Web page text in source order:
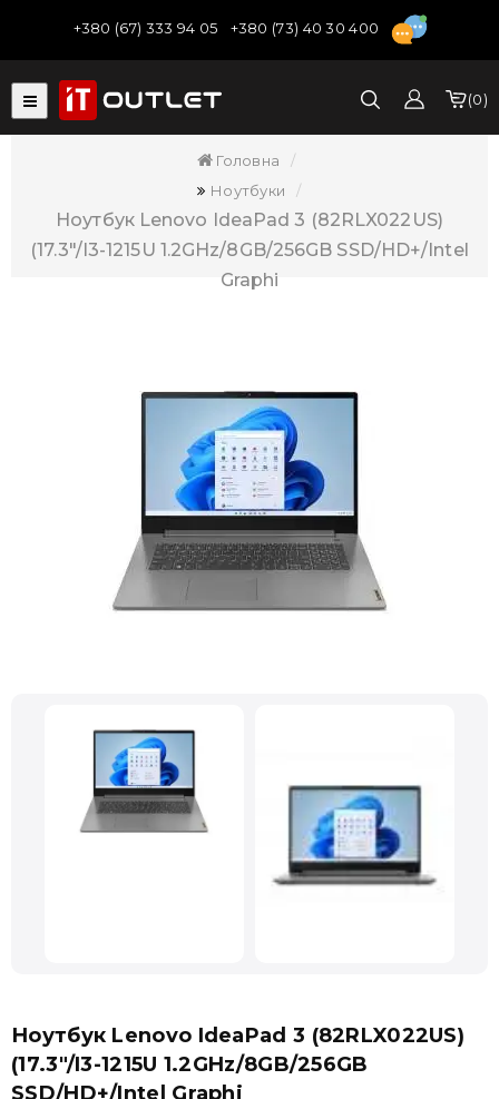
+380 (67) 333 94 05 +380 (73) 40 30 400
0
Головна
Ноутбуки
Ноутбук Lenovo IdeaPad 3 (82RLX022US)
(17.3"/i3-1215U 1.2GHz/8GB/256GB SSD/HD+/Intel
Graphi
Ноутбук Lenovo IdeaPad 3 (82RLX022US)
(17.3"/i3-1215U 1.2GHz/8GB/256GB
SSD/HD+/Intel Graphi